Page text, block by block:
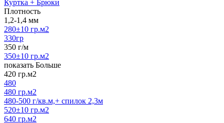
Куртка + Брюки
Плотность
1,2-1,4 мм
280±10 гр.м2
330гр
350 г/м
350±10 гр.м2
показать Больше
420 гр.м2
480
480 гр.м2
480-500 г/кв.м,+ спилок 2,3м
520±10 гр.м2
640 гр.м2